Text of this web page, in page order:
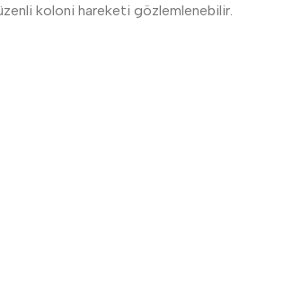
koloni hareketi gözlemlenebilir.